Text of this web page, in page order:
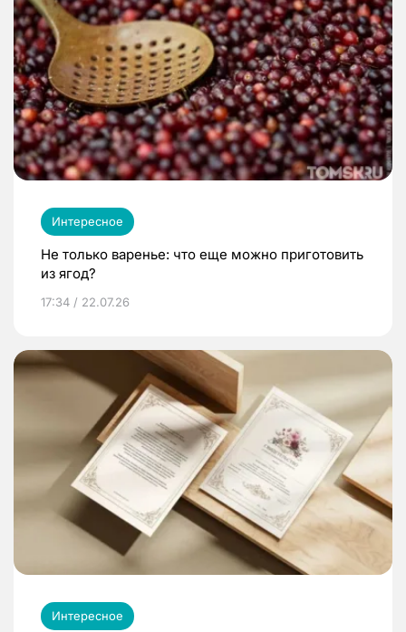
Интересное
Не только варенье: что еще можно приготовить
из ягод?
17:34 / 22.07.26
Интересное